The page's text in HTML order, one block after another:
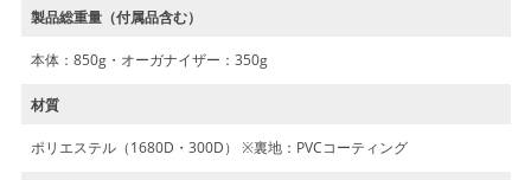
製品総重量（付属品含む）
本体：850g・オーガナイザー：350g
材質
ポリエステル（1680D・300D） ※裏地：PVCコーティング